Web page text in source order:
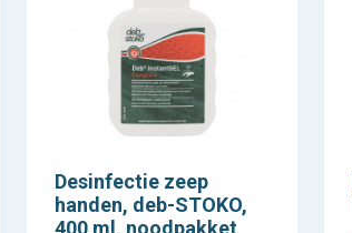
Desinfectie zeep
handen, deb-STOKO,